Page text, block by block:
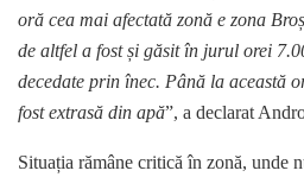
oră cea mai afectată zonă e zona
de altfel a fost și găsit în jurul orei
decedate prin înec. Până la această
fost extrasă din apă”, a declarat
Situația rămâne critică în zonă, unde